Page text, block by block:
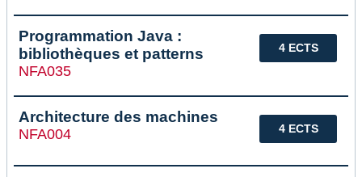
4 ECTS
Programmation Java :
bibliothèques et patterns
NFA035
4 ECTS
Architecture des machines
NFA004